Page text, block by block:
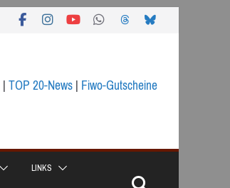
|TOP 20-News|Fiwo-Gutscheine
LINKS